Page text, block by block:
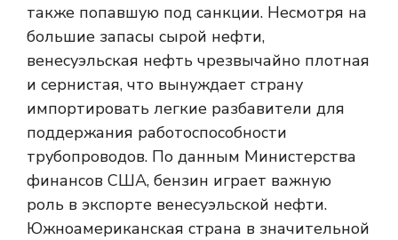
также попавшую под санкции. Несмотря на
большие запасы сырой нефти,
венесуэльская нефть чрезвычайно плотная
и сернистая, что вынуждает страну
импортировать легкие разбавители для
поддержания работоспособности
трубопроводов. По данным Министерства
финансов США, бензин играет важную
роль в экспорте венесуэльской нефти.
Южноамериканская страна в значительной